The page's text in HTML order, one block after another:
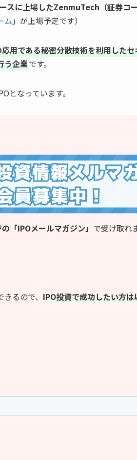
スに上場したZenmuTech（証券コー
ム 」が上場予定です）
用である秘密分散技術を利用した
う企業です。
となっています。
「IPOメールマガジン」 で受け取れ
るので、 IPO投資で成功したい方